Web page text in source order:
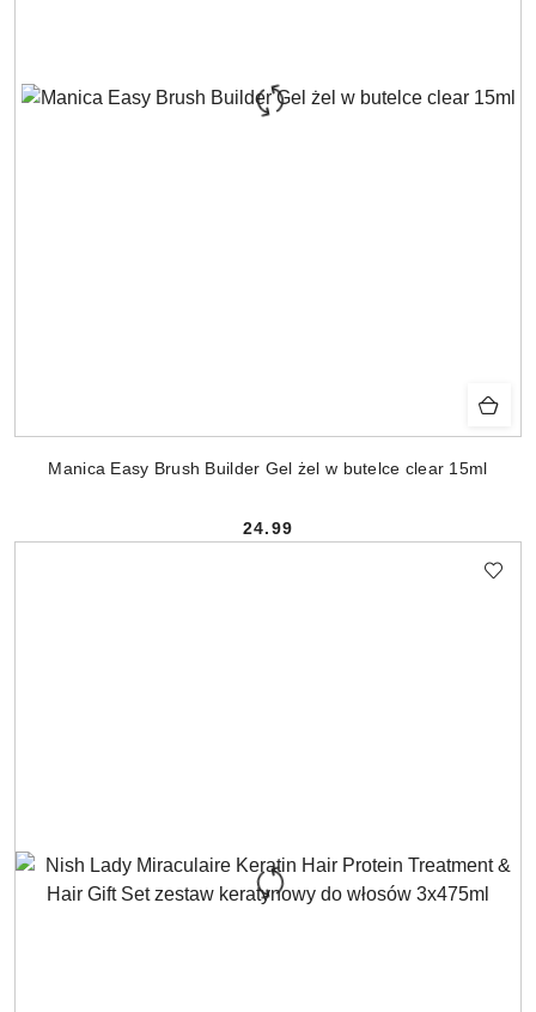
Manica Easy Brush Builder Gel żel w butelce clear 15ml
Cena:
24.99